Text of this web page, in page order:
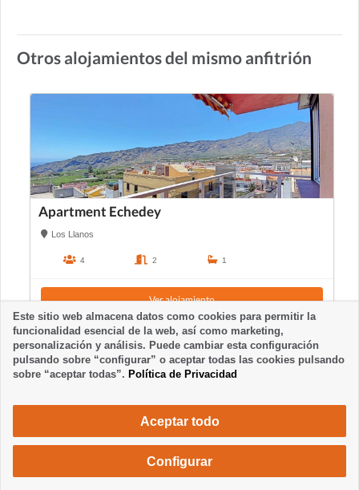
Otros alojamientos del mismo anfitrión
Apartment Echedey
Los Llanos
4 2 1
Ver alojamiento
1040 €/ semana
Este sitio web almacena datos como cookies para permitir la
funcionalidad esencial de la web, así como marketing,
personalización y análisis. Puede cambiar esta configuración
pulsando sobre “configurar” o aceptar todas las cookies pulsando
sobre “aceptar todas”. Política de Privacidad
Aceptar todo
Configurar